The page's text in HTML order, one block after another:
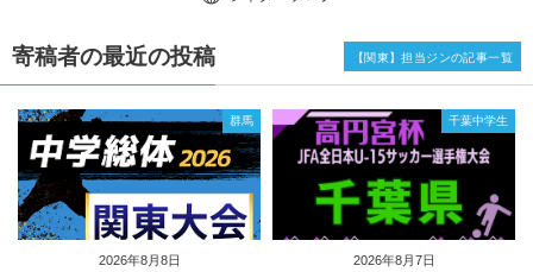
寄稿者の最近の投稿
2026年8月8日
群馬
2026年8月7日
千葉中学生
【関東】担当ジンの記事一覧